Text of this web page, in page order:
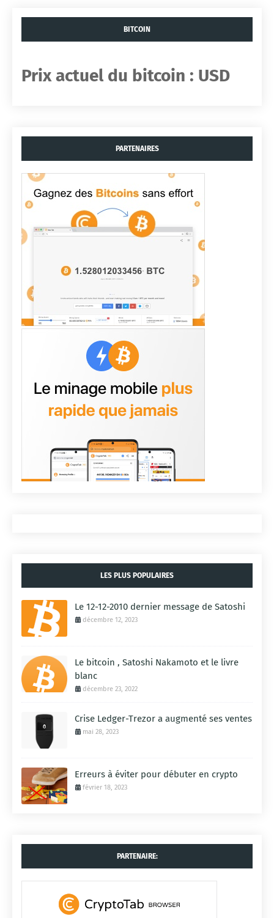
BITCOIN
Prix ​​actuel du bitcoin : USD
PARTENAIRES
LES PLUS POPULAIRES
Le 12-12-2010 dernier message de Satoshi
décembre 12, 2023
Le bitcoin , Satoshi Nakamoto et le livre
blanc
décembre 23, 2022
Crise Ledger-Trezor a augmenté ses ventes
mai 28, 2023
Erreurs à éviter pour débuter en crypto
février 18, 2023
PARTENAIRE: